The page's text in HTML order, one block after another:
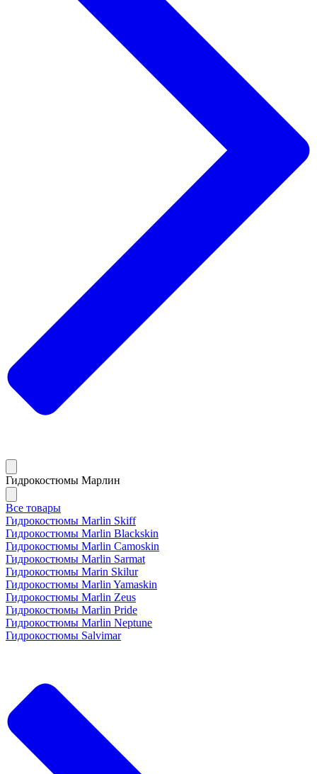
Гидрокостюмы Марлин
Все товары
Гидрокостюмы Marlin Skiff
Гидрокостюмы Marlin Blackskin
Гидрокостюмы Marlin Camoskin
Гидрокостюмы Marlin Sarmat
Гидрокостюмы Marin Skilur
Гидрокостюмы Marlin Yamaskin
Гидрокостюмы Marlin Zeus
Гидрокостюмы Marlin Pride
Гидрокостюмы Marlin Neptune
Гидрокостюмы Salvimar